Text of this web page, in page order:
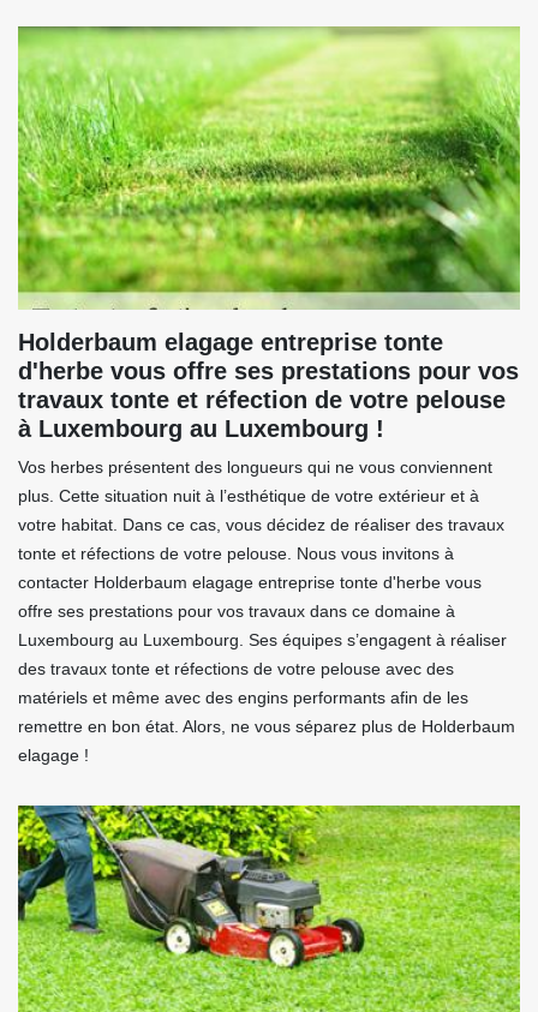
Holderbaum elagage entreprise tonte
d'herbe vous offre ses prestations pour vos
travaux tonte et réfection de votre pelouse
à Luxembourg au Luxembourg !
Vos herbes présentent des longueurs qui ne vous conviennent
plus. Cette situation nuit à l’esthétique de votre extérieur et à
votre habitat. Dans ce cas, vous décidez de réaliser des travaux
tonte et réfections de votre pelouse. Nous vous invitons à
contacter Holderbaum elagage entreprise tonte d'herbe vous
offre ses prestations pour vos travaux dans ce domaine à
Luxembourg au Luxembourg. Ses équipes s’engagent à réaliser
des travaux tonte et réfections de votre pelouse avec des
matériels et même avec des engins performants afin de les
remettre en bon état. Alors, ne vous séparez plus de Holderbaum
elagage !